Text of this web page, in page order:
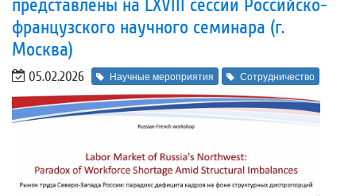
представлены на LXVIII сессии Российско-
французского научного семинара (г.
Москва)
05.02.2026 Научные мероприятия Сотрудничество